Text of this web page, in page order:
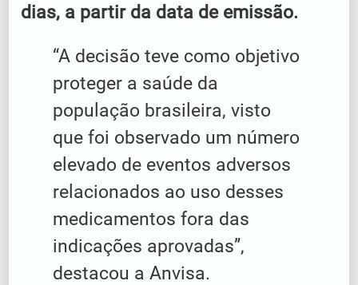
dias, a partir da data de emissão.
“A decisão teve como objetivo
proteger a saúde da
população brasileira, visto
que foi observado um número
elevado de eventos adversos
relacionados ao uso desses
medicamentos fora das
indicações aprovadas”,
destacou a Anvisa.